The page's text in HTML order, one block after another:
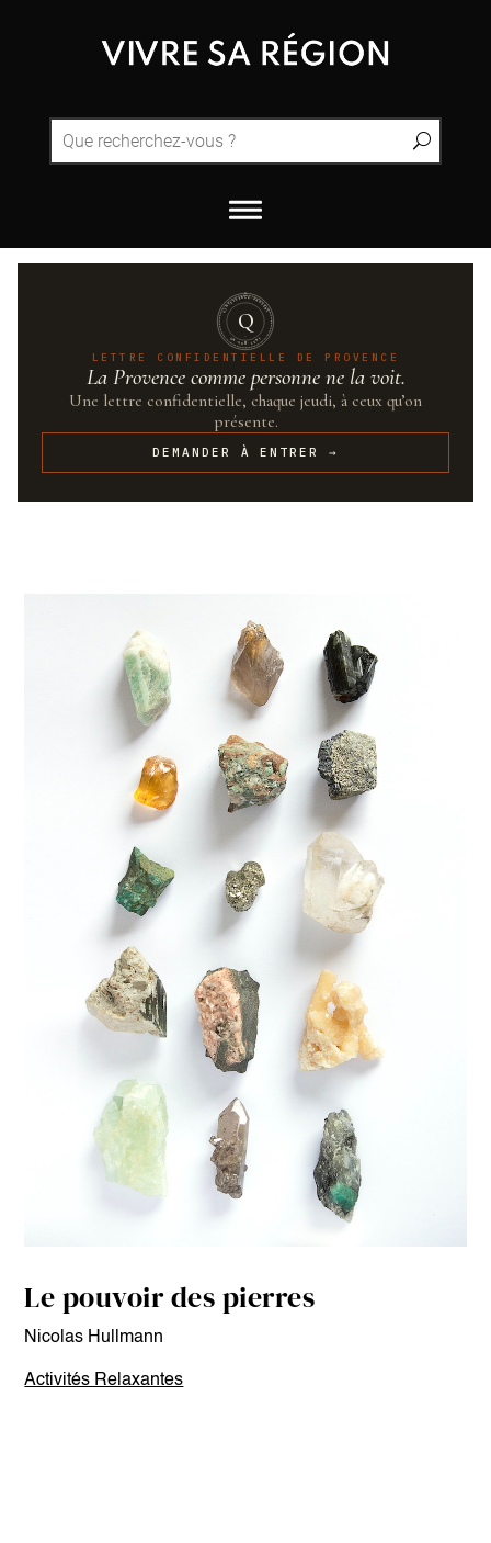
QUINTESSENCE·PROVENCE
UN·SUR·CENT
Q
LETTRE CONFIDENTIELLE DE PROVENCE
La Provence comme personne ne la voit.
Une lettre confidentielle, chaque jeudi, à ceux qu’on
présente.
DEMANDER À ENTRER →
Le pouvoir des pierres
Nicolas Hullmann
Activités Relaxantes